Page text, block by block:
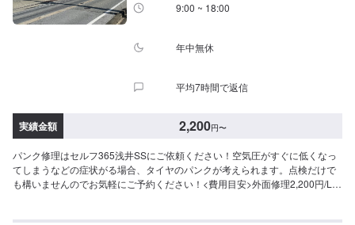
9:00 ~ 18:00
年中無休
平均7時間で返信
実績金額 2,200円〜
パンク修理はセルフ365浅井SSにご依頼ください！空気圧がすぐに低くなっ
てしまうなどの症状がる場合、タイヤのパンクが考えられます。点検だけで
も構いませんのでお気軽にご予約ください！<費用目安>外面修理2,200円/L作